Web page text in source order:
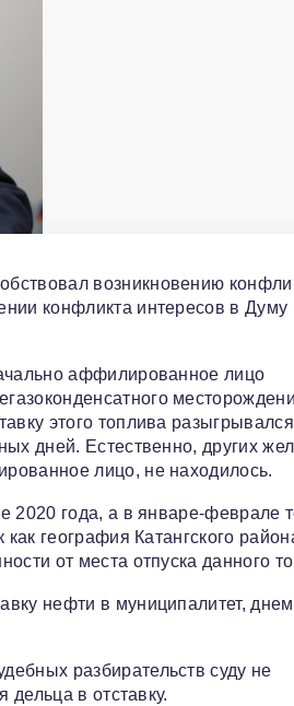
возникновению
конфликта интересов в
аффилированное лицо
этого топлива
дней. Естественно, других
лицо, не находилось.
2020 года, а в январе-феврале
география Катангского
от места отпуска данного
нефти в муниципалитет,
разбирательств суду не
дельца в отставку.